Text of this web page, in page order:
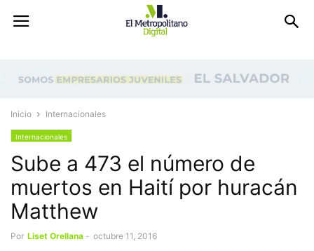
Inicio Internacionales
Internacionales
Sube a 473 el número de
muertos en Haití por huracán
Matthew
Por Liset Orellana - octubre 11, 2016